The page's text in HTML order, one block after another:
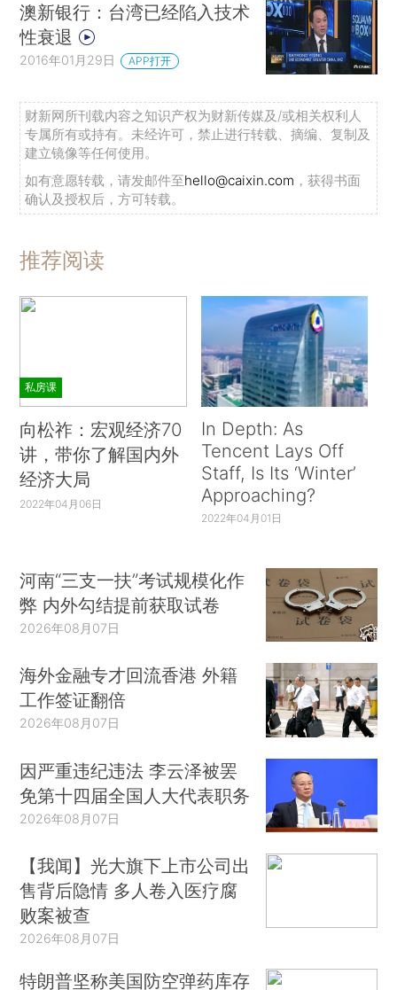
澳新银行：台湾已经陷入技术
性衰退
2016年01月29日 APP打开
财新网所刊载内容之知识产权为财新传媒及/或相关权利人
专属所有或持有。未经许可，禁止进行转载、摘编、复制及
建立镜像等任何使用。
如有意愿转载，请发邮件至hello@caixin.com ，获得书面
确认及授权后，方可转载。
推荐阅读
私房课
向松祚：宏观经济70
讲，带你了解国内外
经济大局
2022年04月06日
In Depth: As
Tencent Lays Off
Staff, Is Its ‘Winter’
Approaching?
2022年04月01日
河南“三支一扶”考试规模化作
弊 内外勾结提前获取试卷
2026年08月07日
海外金融专才回流香港 外籍
工作签证翻倍
2026年08月07日
因严重违纪违法 李云泽被罢
免第十四届全国人大代表职务
2026年08月07日
【我闻】光大旗下上市公司出
售背后隐情 多人卷入医疗腐
败案被查
2026年08月07日
特朗普坚称美国防空弹药库存